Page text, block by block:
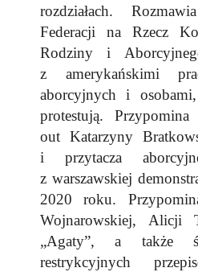
rozdziałach.
Federacji na Rzecz
Rodziny i
z amerykańskimi
aborcyjnych i
protestują.
out Katarzyny
i przytacza
z warszawskiej
2020 roku.
Wojnarowskiej, Alicji
„Agaty”, a także
restrykcyjnych